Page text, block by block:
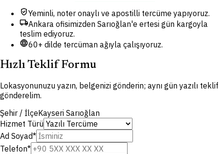
verified_userYeminli, noter onaylı ve apostilli tercüme yapıyoruz.
local_shippingAnkara ofisimizden Sarıoğlan'e ertesi gün kargoyla
teslim ediyoruz.
language60+ dilde tercüman ağıyla çalışıyoruz.
Hızlı Teklif Formu
Lokasyonunuzu yazın, belgenizi gönderin; aynı gün yazılı teklif
gönderelim.
Şehir / İlçeKayseri Sarıoğlan
Hizmet Türü
Ad Soyad*
Telefon*